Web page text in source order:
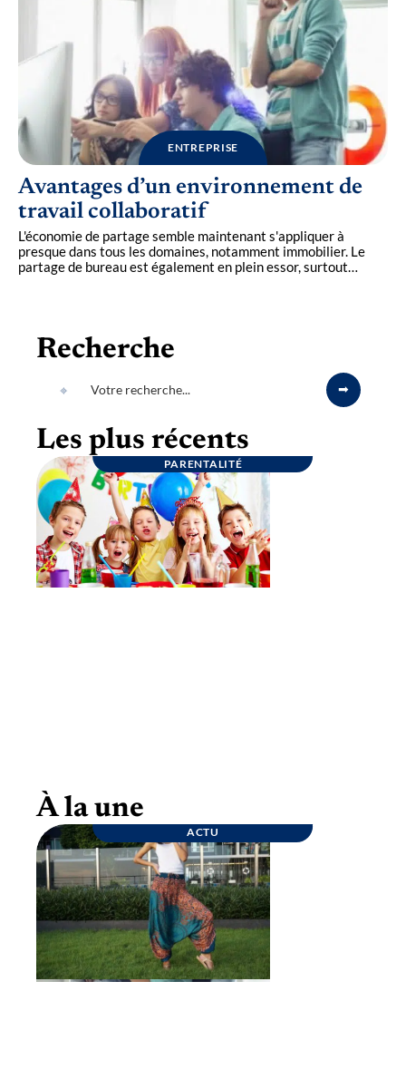
ENTREPRISE
Avantages d’un environnement de
travail collaboratif
L'économie de partage semble maintenant s'appliquer à
presque dans tous les domaines, notamment immobilier. Le
partage de bureau est également en plein essor, surtout…
Recherche
Les plus récents
PARENTALITÉ
ENTREPRISE
À la une
ACTU